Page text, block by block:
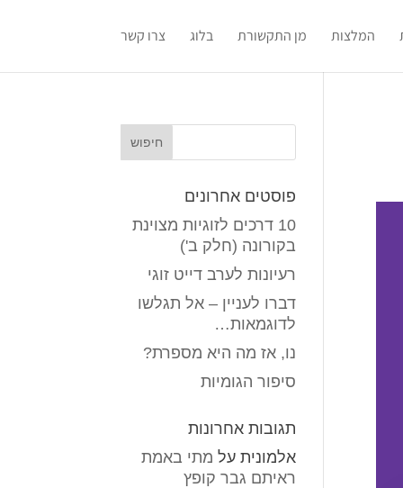
המלצות מן התקשורת בלוג צרו קשר
פוסטים אחרונים
10 דרכים לזוגיות מצוינת
בקורונה (חלק ב')
רעיונות לערב דייט זוגי
דברו לעניין – אל תגלשו
לדוגמאות…
נו, אז מה היא מספרת?
סיפור הגומיות
תגובות אחרונות
אלמונית על מתי באמת
ראיתם גבר קופץ